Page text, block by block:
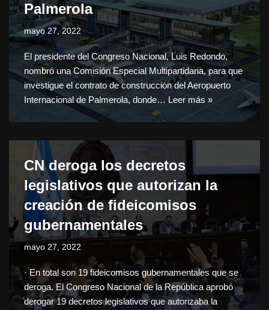
Palmerola
mayo 27, 2022
El presidente del Congreso Nacional, Luis Redondo,
nombró una Comisión Especial Multipartidaria, para que
investigue el contrato de construcción del Aeropuerto
Internacional de Palmerola, donde… Leer más »
CN deroga los decretos
legislativos que autorizan la
creación de fideicomisos
gubernamentales
mayo 27, 2022
· En total son 19 fideicomisos gubernamentales que se
deroga. El Congreso Nacional de la República aprobó
derogar 19 decretos legislativos que autorizaba la